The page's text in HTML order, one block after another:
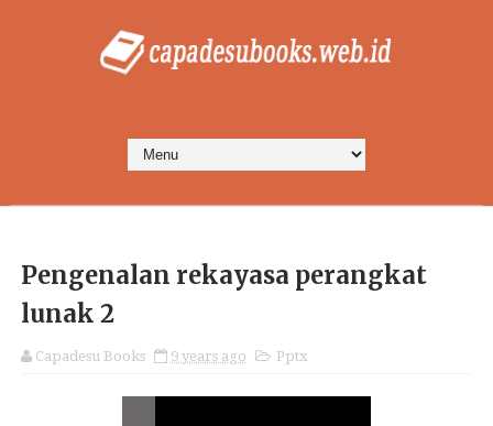
Pengenalan rekayasa perangkat
lunak 2
Capadesu Books 9 years ago Pptx